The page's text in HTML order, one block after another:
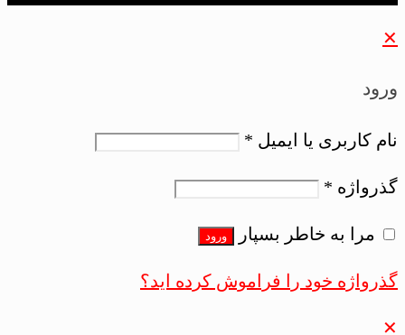
کاربری یا ایمیل*
*
مرا به خاطر بسپار ورود
خود را فراموش کرده اید؟